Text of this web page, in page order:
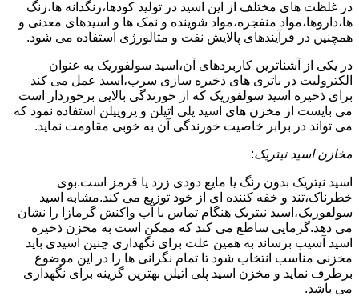
در غلظت های مختلف از این اسید در تولید کودها،رنگدانه ها،رنگ
ها،داروها،مواد منفجره،مواد شوینده و نمک ها و اسیدهای معدنی و
همچنین در فرآیندهای پالایش نفت و متالورژی استفاده می شود.
در یکی از آشناترین کاربردهای آن،اسید سولفوریک به عنوان
الکترولیت در باتری های ذخیره سازی سرب،اسید عمل می کند
برای ذخیره اسید سولفوریک که از خورندگی بالایی برخوردار است
می بایست از مخزن های اسید پلی اتیلن و پروپیلن استفاده نمود که
می تواند در برابر خاصیت خورندگی آن به خوبی مقاومت نماید.
مخازن اسید نیتریک:
اسید نیتریک بدون رنگ یا مایع دودی زرد یا قرمز است.بوی
خطرناک،تند و خفه کننده ای از خود توزیع می کند.مشابه اسید
سولفوریک،اسید نیتریک هنگام تماس با آب واکنش گرمازا را نشان
می دهد.گرمایی ساطع می کند که ممکن است به مخزن ذخیره
اسید آسیب برساند به همین علت برای نگهداری چنین اسیدی باید
مخزنی مناسب انتخاب شود تا تمام نگرانی ها را در این موضوع
برطرف نماید و مخزن اسید پلی اتیلن بهترین گزینه برای نگهداری
می باشد.